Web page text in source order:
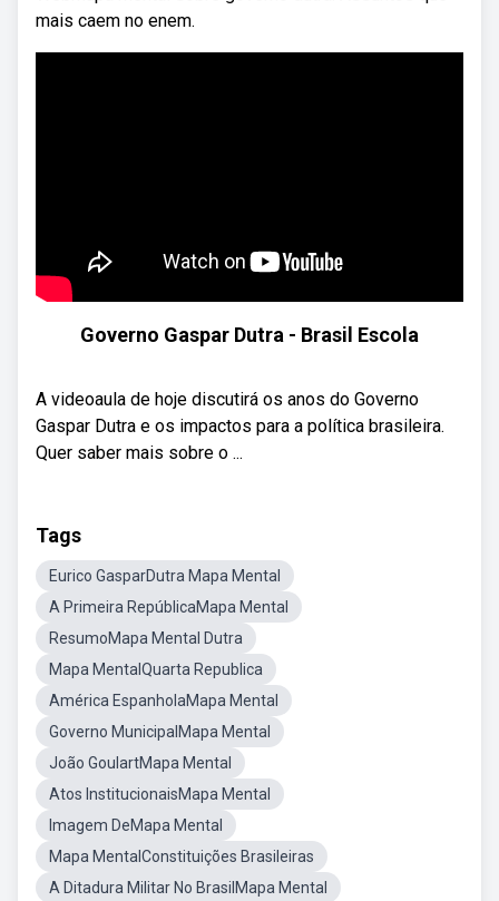
mais caem no enem.
Governo Gaspar Dutra - Brasil Escola
A videoaula de hoje discutirá os anos do Governo
Gaspar Dutra e os impactos para a política brasileira.
Quer saber mais sobre o ...
Tags
Eurico GasparDutra Mapa Mental
A Primeira RepúblicaMapa Mental
ResumoMapa Mental Dutra
Mapa MentalQuarta Republica
América EspanholaMapa Mental
Governo MunicipalMapa Mental
João GoulartMapa Mental
Atos InstitucionaisMapa Mental
Imagem DeMapa Mental
Mapa MentalConstituições Brasileiras
A Ditadura Militar No BrasilMapa Mental